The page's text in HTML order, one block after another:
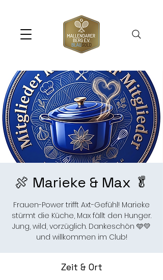
🍖 Marieke & Max 🥬
Frauen-Power trifft Axt-Gefühl! Marieke
stürmt die Küche, Max fällt den Hunger.
Jung, wild, vorzüglich. Dankeschön 🩵💛
und willkommen im Club!
Zeit & Ort